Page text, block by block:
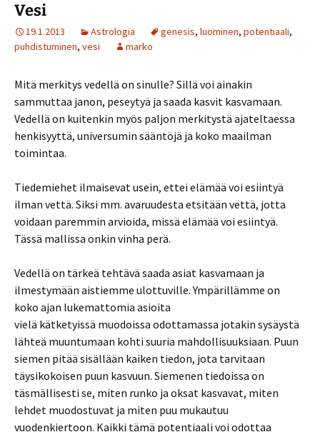
Vesi
19.1.2013 Astrologia genesis, luominen, potentiaali,
puhdistuminen, vesi marko
Mitä merkitys vedellä on sinulle? Sillä voi ainakin
sammuttaa janon, peseytyä ja saada kasvit kasvamaan.
Vedellä on kuitenkin myös paljon merkitystä ajateltaessa
henkisyyttä, universumin sääntöjä ja koko maailman
toimintaa.
Tiedemiehet ilmaisevat usein, ettei elämää voi esiintyä
ilman vettä. Siksi mm. avaruudesta etsitään vettä, jotta
voidaan paremmin arvioida, missä elämää voi esiintyä.
Tässä mallissa onkin vinha perä.
Vedellä on tärkeä tehtävä saada asiat kasvamaan ja
ilmestymään aistiemme ulottuville. Ympärillämme on
koko ajan lukemattomia asioita
vielä kätketyissä muodoissa odottamassa jotakin sysäystä
lähteä muuntumaan kohti suuria mahdollisuuksiaan. Puun
siemen pitää sisällään kaiken tiedon, jota tarvitaan
täysikokoisen puun kasvuun. Siemenen tiedoissa on
täsmällisesti se, miten runko ja oksat kasvavat, miten
lehdet muodostuvat ja miten puu mukautuu
vuodenkiertoon. Kaikki tämä potentiaali voi odottaa